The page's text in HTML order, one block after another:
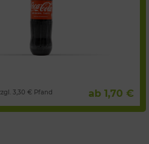
3,30 € Pfand ab 1,70 €